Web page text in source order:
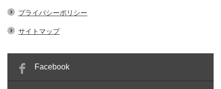
プライバシーポリシー
サイトマップ
Facebook